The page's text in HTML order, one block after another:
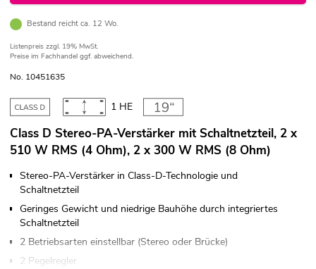
Bestand reicht ca. 12 Wo.
Listenpreis zzgl. 19% MwSt.
Preise im Fachhandel ggf. abweichend.
No. 10451635
1 HE
Class D Stereo-PA-Verstärker mit Schaltnetzteil, 2 x
510 W RMS (4 Ohm), 2 x 300 W RMS (8 Ohm)
Stereo-PA-Verstärker in Class-D-Technologie und
Schaltnetzteil
Geringes Gewicht und niedrige Bauhöhe durch integriertes
Schaltnetzteil
2 Betriebsarten einstellbar (Stereo oder Brücke)
2 Pegelregler